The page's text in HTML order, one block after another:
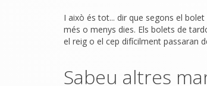
I això és tot... dir que segons el
més o menys dies. Els bolets de
el reig o el cep difícilment passaran
Sabeu altres